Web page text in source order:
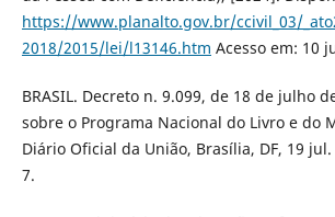
https://www.planalto.gov.br/ccivil_03/
2018/2015/lei/l13146.htm Acesso em: 10
BRASIL. Decreto n. 9.099, de 18 de julho
sobre o Programa Nacional do Livro e do
Diário Oficial da União, Brasília, DF, 19 jul.
7.